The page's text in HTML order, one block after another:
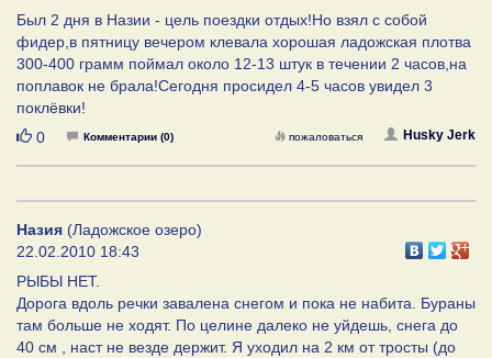
Был 2 дня в Назии - цель поездки отдых!Но взял с собой
фидер,в пятницу вечером клевала хорошая ладожская плотва
300-400 грамм поймал около 12-13 штук в течении 2 часов,на
поплавок не брала!Сегодня просидел 4-5 часов увидел 3
поклёвки!
Нравится
0 Комментарии (0) Husky Jerk
пожаловаться
Назия (Ладожское озеро)
22.02.2010 18:43
РЫБЫ НЕТ.
Дорога вдоль речки завалена снегом и пока не набита. Бураны
там больше не ходят. По целине далеко не уйдешь, снега до
40 см , наст не везде держит. Я уходил на 2 км от тросты (до